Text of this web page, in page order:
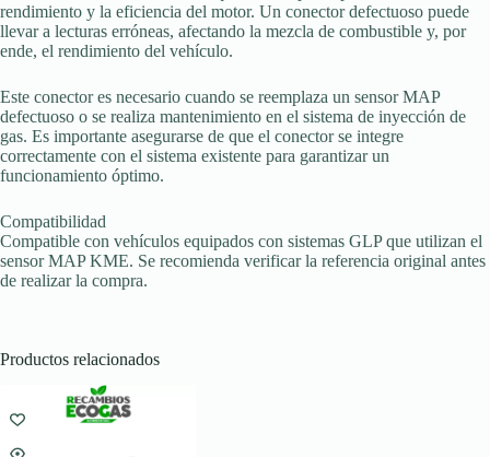
rendimiento y la eficiencia del motor. Un conector defectuoso puede
llevar a lecturas erróneas, afectando la mezcla de combustible y, por
ende, el rendimiento del vehículo.
Este conector es necesario cuando se reemplaza un sensor MAP
defectuoso o se realiza mantenimiento en el sistema de inyección de
gas. Es importante asegurarse de que el conector se integre
correctamente con el sistema existente para garantizar un
funcionamiento óptimo.
Compatibilidad
Compatible con vehículos equipados con sistemas GLP que utilizan el
sensor MAP KME. Se recomienda verificar la referencia original antes
de realizar la compra.
Productos relacionados